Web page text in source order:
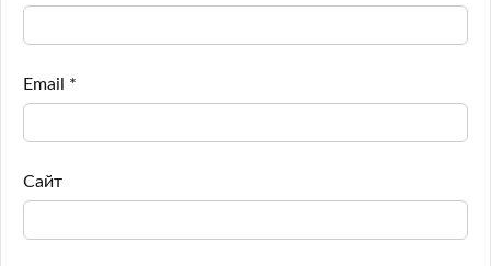
Email *
Сайт